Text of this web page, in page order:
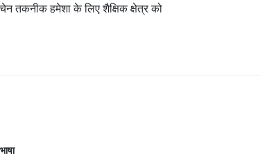
तकनीक हमेशा के लिए शैक्षिक क्षेत्र को
भाषा